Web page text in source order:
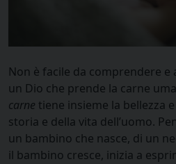
Non è facile da comprendere
un Dio che prende la carne
carne tiene insieme la bellezza
storia e della vita dell’uomo.
un bambino che nasce, di un
il bambino cresce, inizia a